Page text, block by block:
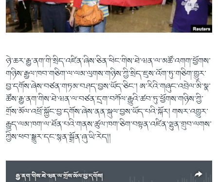
འཚོལ་
ཞིབ་
ལ་
དྲ་བརྙན་གསར་འགྱུར།
ཁ་བའི་མི་སྣ།
དཔེ་ཀློག
ཆབ་སྲིད་བཙོན་པ་ངོ་སྤྲོད།
བགྲོ་གླེང་མདུན་ལྕོག
བསྐྱར་ཞིབ།
དཔེ་ཀློག
ཕ་ཡུལ་གླེང་སྟེགས།
ཆོས་རིག་ལེ་ཚན།
གཞོན་སྐྱེས་དང་ཤེས་ཡོན།
འཕྲོད་བསྟེན་དང་དོན་ལྡན་གྱི་མི་ཚེ།
Learning English
རྗེས་འབྲངས།
སྐད་ཡིག
ཉེ་ཆར་རྒྱ་ནག་གི་སྲིད་འཛིན་ཞིས་ཅིན་ཕིང་གིས་ཐེ་ཝན་ལ་མཚོ་འགག་ཕྱོགས་
གཉིས་རྒྱལ་ཁབ་གཅིག་ལ་ལམ་ལུགས་གཉིས་ཀྱི་སྲིད་ཇུས་འོག་ཏུ་གཅིག་གྱུར་
བྱ་དགོས་ཞེས་བཙན་གཏམ་བཤད་བྱས་ཡོད་ཅིང་། ཨ་རིའི་གཞུང་འབྲེལ་མི་སྣ་
ཚོས་རྒྱ་ནག་གིས་ཐེ་ཝན་ལ་བཙན་དྲག་བཀོལ་རྒྱུའི་ཚབ་ཏུ་ཕྱོགས་གཉིས་ཀྱི་
གྲོས་མོལ་འཕྲོ་སྐྱོང་བྱ་དགོས་ཞེས་ནན་སྐུལ་བྱས་ཡོད་པའི་སྐོར། གསར་འགྱུར་
རྒྱུད་ལམ་ཁག་ལ་ཐོན་པའི་གནས་ཚུལ་ཁག་ཅིག་བསྟན་འཛིན་ལྷུན་གྲུབ་ལགས་
ཀྱིས་ཕབ་སྒྱུར་དང་སྙན་སྒྲོན་ཞུ་ཡི་རེད།།
རྒྱ་ནག་གིས་ཐེ་ཝན་ལ་གྲོས་མོལ་བྱ་དགོས།